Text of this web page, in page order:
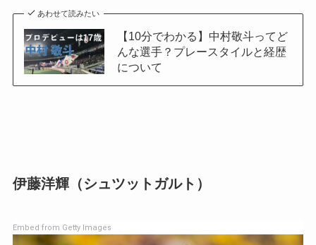
あわせて読みたい
【10分でわかる】中村敬斗ってど
んな選手？プレースタイルと経歴
について
伊藤洋輝（シュツットガルト）
Embed from Getty Images